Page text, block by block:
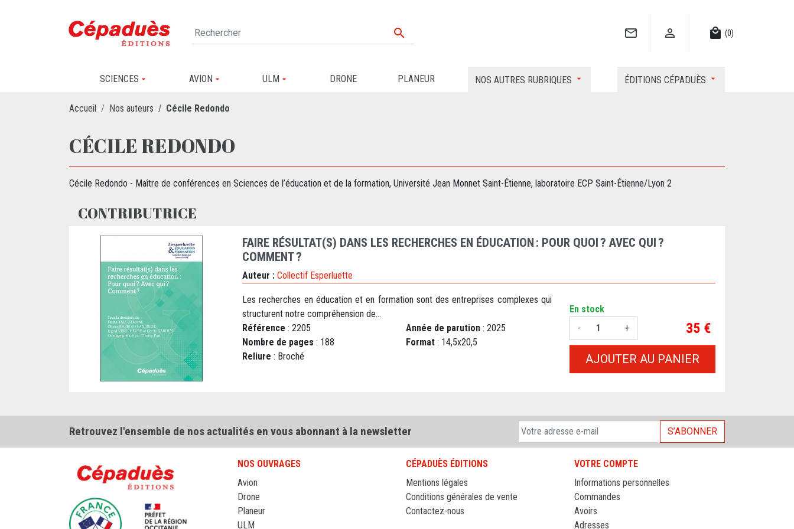
   local_mall (0)
SCIENCES AVION ULM DRONE PLANEUR NOS AUTRES RUBRIQUES ÉDITIONS CÉPADUÈS
Accueil Nos auteurs Cécile Redondo
CÉCILE REDONDO
Cécile Redondo - Maître de conférences en Sciences de l’éducation et de la formation, Université Jean Monnet Saint-Étienne, laboratoire ECP Saint-Étienne/Lyon 2
CONTRIBUTRICE
FAIRE RÉSULTAT(S) DANS LES RECHERCHES EN ÉDUCATION : POUR QUOI ? AVEC QUI ?
COMMENT ?
Auteur : Collectif Esperluette
Les recherches en éducation et en formation sont des entreprises complexes qui
structurent notre compréhension de...
Référence : 2205 Année de parution : 2025
Nombre de pages : 188 Format : 14,5x20,5
Reliure : Broché
En stock
-
+ Prix
35 €
AJOUTER AU PANIER
Retrouvez l'ensemble de nos actualités en vous abonnant à la newsletter S’ABONNER
NOS OUVRAGES
Avion
Drone
Planeur
ULM
CÉPADUÈS ÉDITIONS
Mentions légales
Conditions générales de vente
Contactez-nous
VOTRE COMPTE
Informations personnelles
Commandes
Avoirs
Adresses